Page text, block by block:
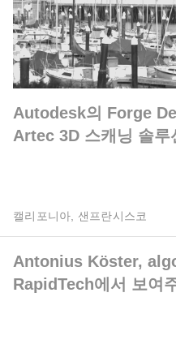
Autodesk의 Forge
Artec 3D 스캐닝 솔루
캘리포니아, 샌프란시스코
Antonius Köster,
RapidTech에서 보여